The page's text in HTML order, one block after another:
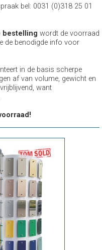
bel: 0031 (0)318 25 01
bestelling wordt de voorraad
de benodigde info voor
in de basis scherpe
af van volume, gewicht en
want